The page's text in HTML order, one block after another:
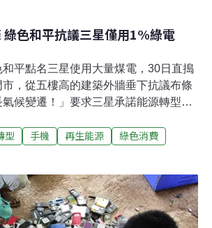
綠色和平抗議三星僅用1%綠電
平點名三星使用大量煤電，30日直搗
，從五樓高的建築外牆垂下抗議布條
氣候變遷！」要求三星承諾能源轉型。
1%的電力使用再生能源。跟Apple、微
使用再生能源的公司相較，三星仍
。全球賣4億支手機 製造用電卻僅1%
11時於西門町的三星直營門市展開行
工先抵達頂樓，由大樓外牆垂下二幅
型 手機 再生能源
綠色消費